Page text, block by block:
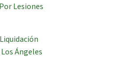
Lesiones
Ángeles